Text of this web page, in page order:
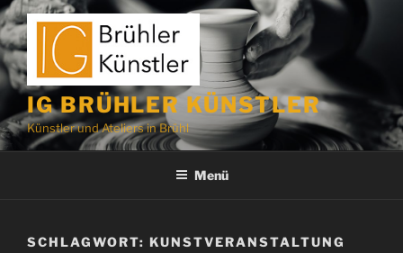
Zum
Inhalt
springen
IG BRÜHLER KÜNSTLER
Künstler und Ateliers in Brühl
Menü
SCHLAGWORT: KUNSTVERANSTALTUNG